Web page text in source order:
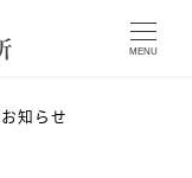
MENU
知らせ